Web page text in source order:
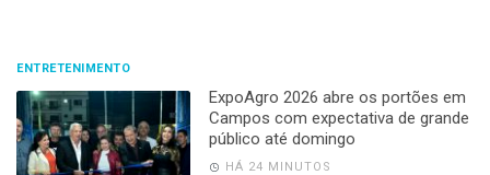
ENTRETENIMENTO
ExpoAgro 2026 abre os portões em
Campos com expectativa de grande
público até domingo
HÁ 24 MINUTOS